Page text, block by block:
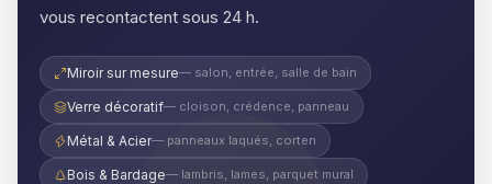
vous recontactent sous 24 h.
Miroir sur mesure— salon, entrée, salle de bain
Verre décoratif— cloison, crédence, panneau
Métal & Acier— panneaux laqués, corten
Bois & Bardage— lambris, lames, parquet mural